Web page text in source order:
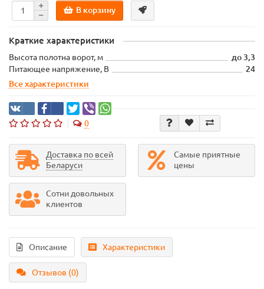
В корзину
Краткие характеристики
Высота полотна ворот, м
до 3,3
Питающее напряжение, В
24
Все характеристики
0
Доставка по всей
Беларуси
Самые приятные
цены
Сотни довольных
клиентов
Описание Характеристики
Отзывов (0)